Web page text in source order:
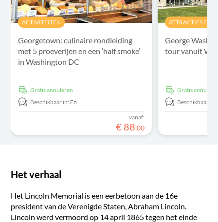
ACTIVITEITEN
Georgetown: culinaire rondleiding
met 5 proeverijen en een ‘half smoke’
in Washington DC
Gratis annuleren
Beschikbaar in: En
vanaf:
€ 88,00
ATTRACTIES EN
George
tour vanuit
Gratis
Beschikbaar in:
Het verhaal
Het Lincoln Memorial is een eerbetoon aan de 16e
president van de Verenigde Staten, Abraham Lincoln.
Lincoln werd vermoord op 14 april 1865 tegen het einde